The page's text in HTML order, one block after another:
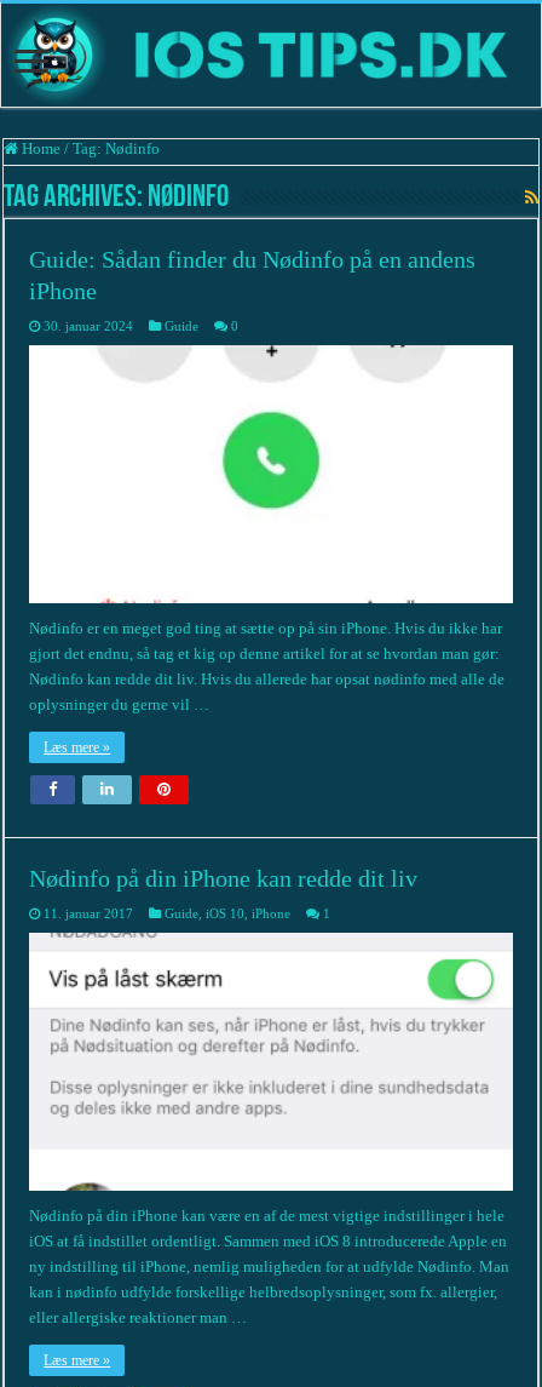
Home / Tag:Nødinfo
Tag Archives: Nødinfo
Guide: Sådan finder du Nødinfo på en andens
iPhone
30. januar 2024 Guide 0
Nødinfo er en meget god ting at sætte op på sin iPhone. Hvis du ikke har
gjort det endnu, så tag et kig op denne artikel for at se hvordan man gør:
Nødinfo kan redde dit liv. Hvis du allerede har opsat nødinfo med alle de
oplysninger du gerne vil …
Læs mere »
Nødinfo på din iPhone kan redde dit liv
11. januar 2017 Guide ,iOS 10 ,iPhone 1
Nødinfo på din iPhone kan være en af de mest vigtige indstillinger i hele
iOS at få indstillet ordentligt. Sammen med iOS 8 introducerede Apple en
ny indstilling til iPhone, nemlig muligheden for at udfylde Nødinfo. Man
kan i nødinfo udfylde forskellige helbredsoplysninger, som fx. allergier,
eller allergiske reaktioner man …
Læs mere »